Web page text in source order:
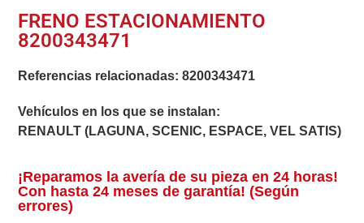
FRENO ESTACIONAMIENTO
8200343471
Referencias relacionadas:8200343471
Vehículos en los que se instalan:
RENAULT (LAGUNA, SCENIC, ESPACE, VEL SATIS)
¡Reparamos la avería de su pieza en 24 horas!
Con hasta 24 meses de garantía! (Según
errores)